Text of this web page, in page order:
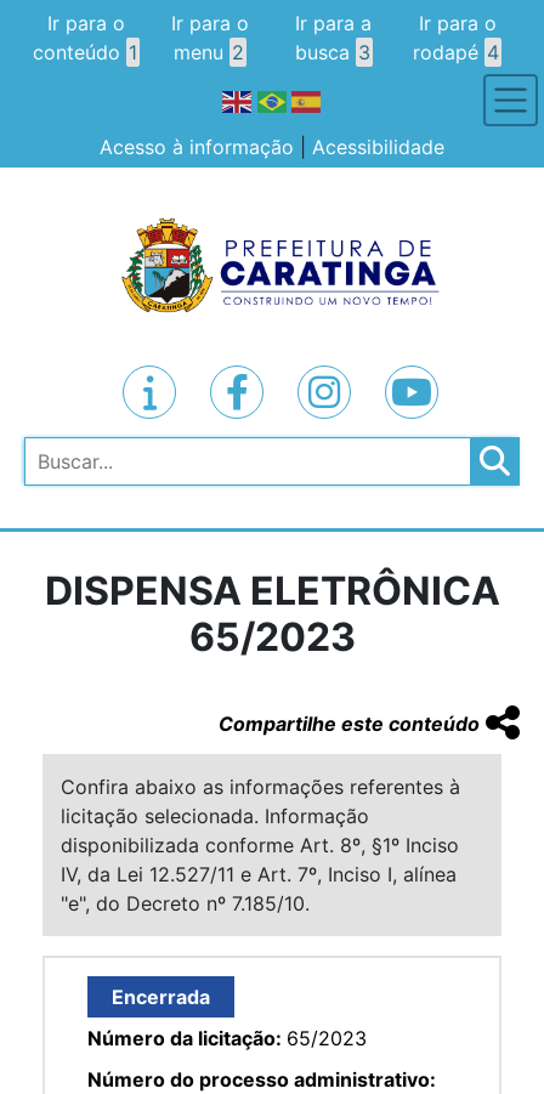
Ir para o
conteúdo 1
Ir para o
menu 2
Ir para a
busca 3
Ir para o
rodapé 4
Acesso à informação Acessibilidade
Pesquisar
DISPENSA ELETRÔNICA
65/2023
Compartilhe este conteúdo
Confira abaixo as informações referentes à
licitação selecionada. Informação
disponibilizada conforme Art. 8º, §1º Inciso
IV, da Lei 12.527/11 e Art. 7º, Inciso I, alínea
"e", do Decreto nº 7.185/10.
Encerrada
Número da licitação: 65/2023
Número do processo administrativo: